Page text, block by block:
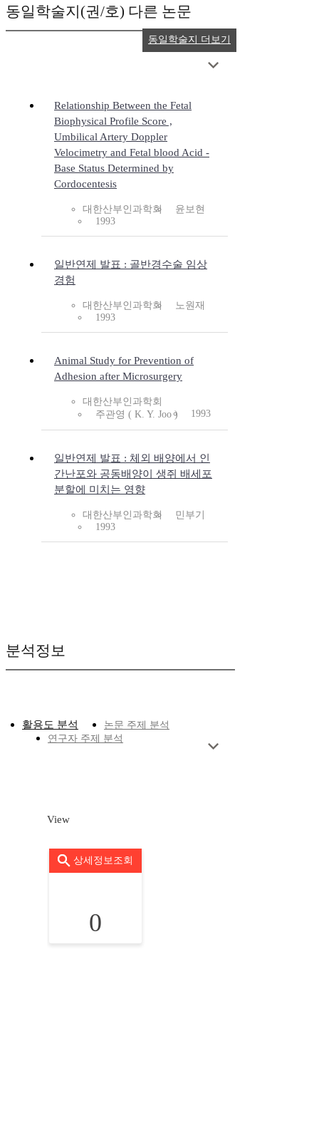
동일학술지(권/호) 다른 논문
Relationship Between the Fetal
Biophysical Profile Score ,
Umbilical Artery Doppler
Velocimetry and Fetal blood Acid -
Base Status Determined by
Cordocentesis
대한산부인과학회
윤보현
1993
일반연제 발표 : 골반경수술 임상
경험
대한산부인과학회
노원재
1993
Animal Study for Prevention of
Adhesion after Microsurgery
대한산부인과학회
주관영 ( K. Y. Joo )
1993
일반연제 발표 : 체외 배양에서 인
간난포와 공동배양이 생쥐 배세포
분할에 미치는 영향
대한산부인과학회
민부기
1993
동일학술지 더보기
분석정보
활용도 분석
논문 주제 분석
연구자 주제 분석
View
상세정보조회
0